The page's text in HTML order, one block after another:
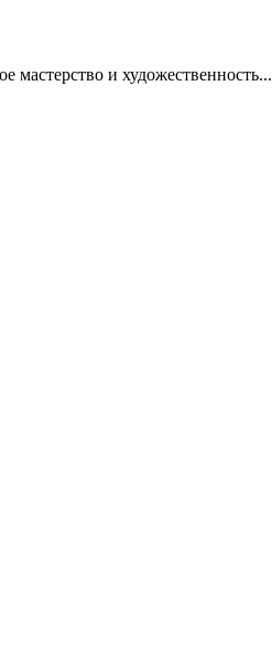
мастерство и художественность...